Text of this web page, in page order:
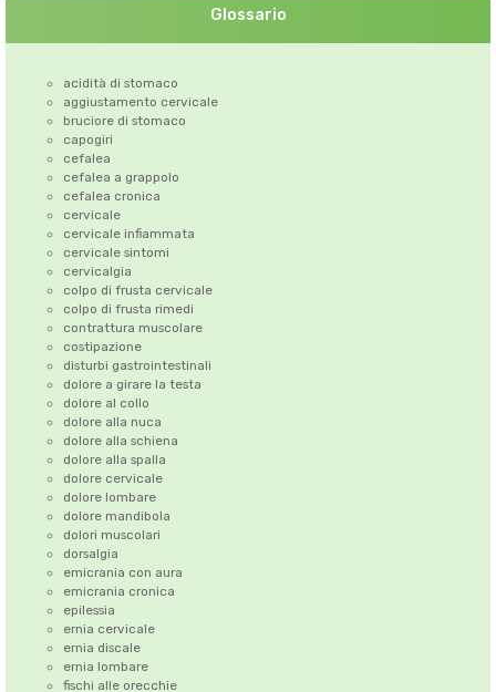
Glossario
acidità di stomaco
aggiustamento cervicale
bruciore di stomaco
capogiri
cefalea
cefalea a grappolo
cefalea cronica
cervicale
cervicale infiammata
cervicale sintomi
cervicalgia
colpo di frusta cervicale
colpo di frusta rimedi
contrattura muscolare
costipazione
disturbi gastrointestinali
dolore a girare la testa
dolore al collo
dolore alla nuca
dolore alla schiena
dolore alla spalla
dolore cervicale
dolore lombare
dolore mandibola
dolori muscolari
dorsalgia
emicrania con aura
emicrania cronica
epilessia
ernia cervicale
ernia discale
ernia lombare
fischi alle orecchie